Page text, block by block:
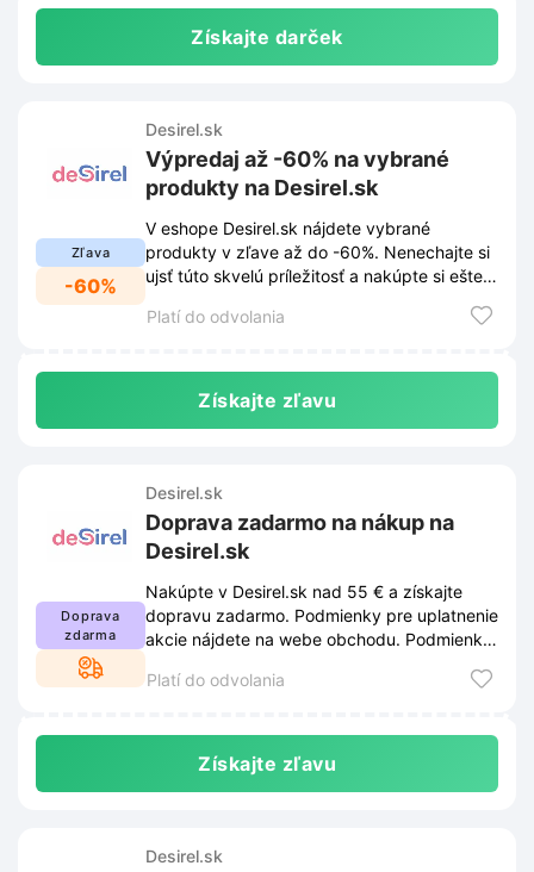
Získajte darček
Zľava
-60%
Desirel.sk
Výpredaj až -60% na vybrané
produkty na Desirel.sk
V eshope Desirel.sk nájdete vybrané
produkty v zľave až do -60%. Nenechajte si
ujsť túto skvelú príležitosť a nakúpte si ešte
Platí do odvolania
Získajte zľavu
Doprava
zdarma
Desirel.sk
Doprava zadarmo na nákup na
Desirel.sk
Nakúpte v Desirel.sk nad 55 € a získajte
dopravu zadarmo. Podmienky pre uplatnenie
akcie nájdete na webe obchodu. Podmienky
Platí do odvolania
Získajte zľavu
Desirel.sk